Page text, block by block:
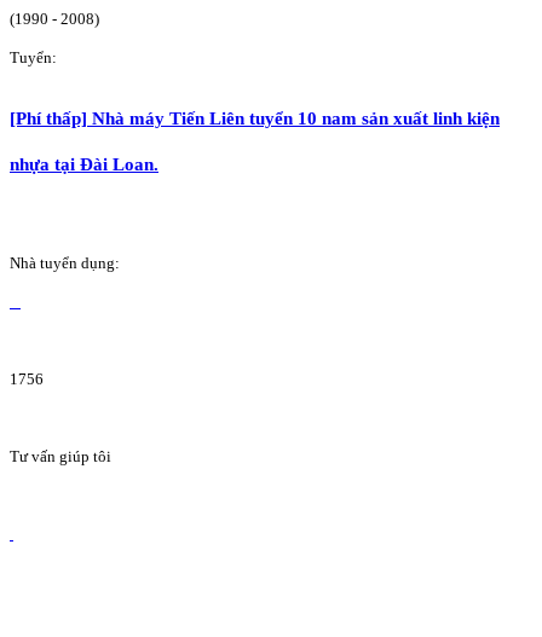
(1990 - 2008)
Tuyển:
[Phí thấp] Nhà máy Tiến Liên tuyển 10 nam sản xuất linh kiện
nhựa tại Đài Loan.
Nhà tuyển dụng:
1756
Tư vấn giúp tôi